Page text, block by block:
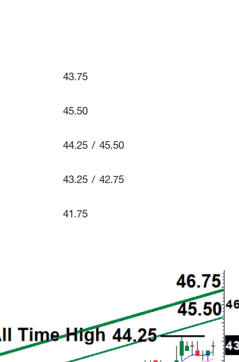
43.75
45.50
44.25 / 45.50
43.25 / 42.75
41.75